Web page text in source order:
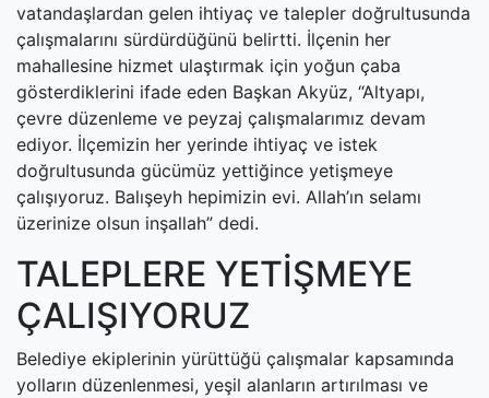
vatandaşlardan gelen ihtiyaç ve talepler doğrultusunda
çalışmalarını sürdürdüğünü belirtti. İlçenin her
mahallesine hizmet ulaştırmak için yoğun çaba
gösterdiklerini ifade eden Başkan Akyüz, “Altyapı,
çevre düzenleme ve peyzaj çalışmalarımız devam
ediyor. İlçemizin her yerinde ihtiyaç ve istek
doğrultusunda gücümüz yettiğince yetişmeye
çalışıyoruz. Balışeyh hepimizin evi. Allah’ın selamı
üzerinize olsun inşallah” dedi.
TALEPLERE YETİŞMEYE
ÇALIŞIYORUZ
Belediye ekiplerinin yürüttüğü çalışmalar kapsamında
yolların düzenlenmesi, yeşil alanların artırılması ve